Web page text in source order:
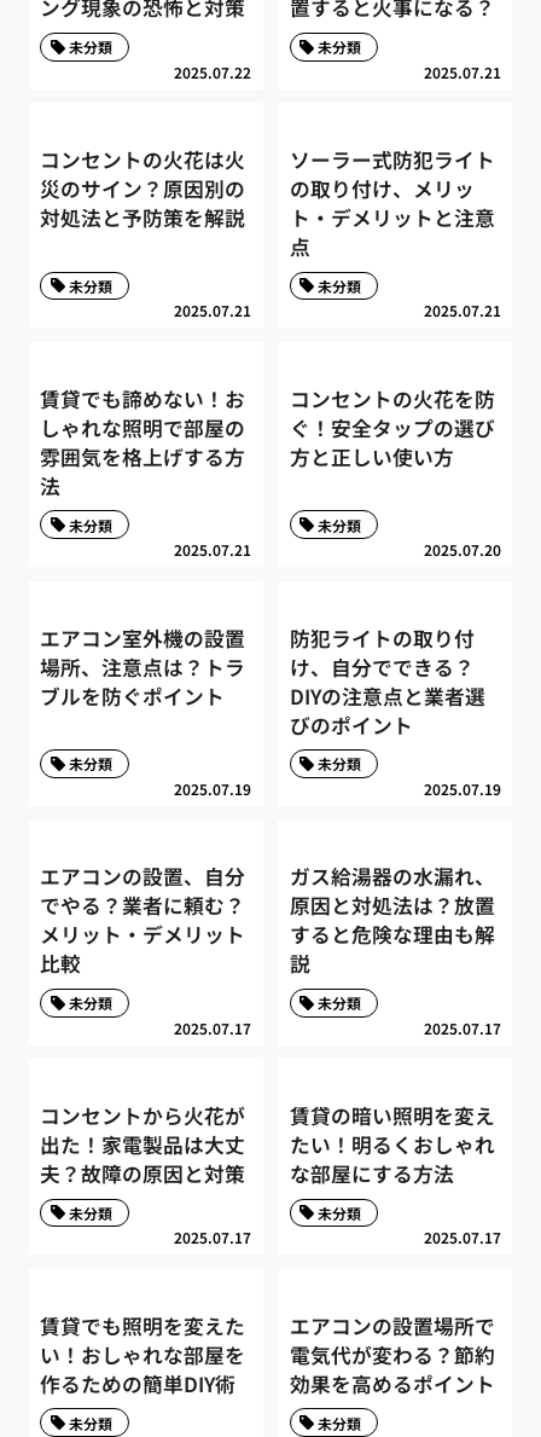
ング現象の恐怖と対策
2025.07.22
未分類
置すると火事になる？
2025.07.21
未分類
コンセントの火花は火
災のサイン？原因別の
対処法と予防策を解説
2025.07.21
未分類
ソーラー式防犯ライト
の取り付け、メリッ
ト・デメリットと注意
点
2025.07.21
未分類
賃貸でも諦めない！お
しゃれな照明で部屋の
雰囲気を格上げする方
法
2025.07.21
未分類
コンセントの火花を防
ぐ！安全タップの選び
方と正しい使い方
2025.07.20
未分類
エアコン室外機の設置
場所、注意点は？トラ
ブルを防ぐポイント
2025.07.19
未分類
防犯ライトの取り付
け、自分でできる？
DIYの注意点と業者選
びのポイント
2025.07.19
未分類
エアコンの設置、自分
でやる？業者に頼む？
メリット・デメリット
比較
2025.07.17
未分類
ガス給湯器の水漏れ、
原因と対処法は？放置
すると危険な理由も解
説
2025.07.17
未分類
コンセントから火花が
出た！家電製品は大丈
夫？故障の原因と対策
2025.07.17
未分類
賃貸の暗い照明を変え
たい！明るくおしゃれ
な部屋にする方法
2025.07.17
未分類
賃貸でも照明を変えた
い！おしゃれな部屋を
作るための簡単DIY術
未分類
エアコンの設置場所で
電気代が変わる？節約
効果を高めるポイント
未分類